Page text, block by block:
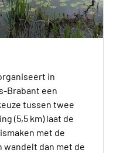
in
Brabant een
tussen twee
(5,5 km) laat de
met de
wandelt dan met de